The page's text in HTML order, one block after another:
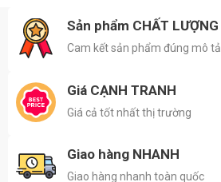
Sản phẩm CHẤT LƯỢNG
Cam kết sản phẩm đúng mô tả
Giá CẠNH TRANH
Giá cả tốt nhất thị trường
Giao hàng NHANH
Giao hàng nhanh toàn quốc